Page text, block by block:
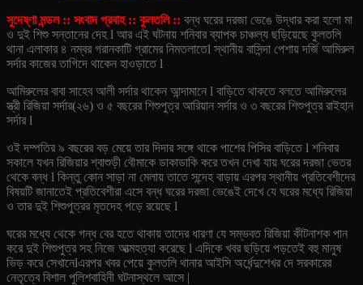
সুদেষ্ণা মন্ডল :: সংবাদ প্রবাহ :: কুলতলি :: বন্ধ ঘরের দরজা ভেঙে উদ্ধার করা হলো মা
ও দুই শিশু সন্তানের দেহ l আর এই ঘটনায় শনিবার ব্যাপক চাঞ্চল্য ছড়িয়েছে কুলতলি
থানা এলাকার ৪ নম্বর গরানকাটি গ্রামের নিমতলাতেl স্থানীয় বাসিন্দা পেশায় দর্জি আমিরুল
সর্দার কাজের তাগিদে থাকেন হাওড়াতে l
আমিরুলের বাবা সাহেব আলী সর্দার থাকেন আন্দামানে l বাড়িতে থাকতে বলতে আমিরুলের
স্ত্রী রিজিয়া সর্দার(২৬) ও ৫ বছরের শিশুপুত্র আরিয়ান সর্দার ও ৩ বছরের শিশুপুত্র রাইহান
সর্দার l
ওই দম্পতির ৯ বছরের বড় মেয়ে তার দিদার সঙ্গে থাকে পাশের পিসির বাড়িতে l শনিবার
সকালে যখন রিজিয়ার শ্বাশুড়ী বৌমাকে ডাকাডাকি করে তখন দেখা যায় ঘরের দরজা ভেতর
থেকে বন্ধ l কিন্তু কোন সাড়া না মেলায় তাতে সন্দেহ বাড়ায় এরপর স্থানীয় প্রতিবেশীদের
বিষয়টি জানাতেই প্রতিবেশীরা এসে বন্ধ ঘরের দরজা ভেঙেই দেখে যে ঘরের মধ্যে রিজিয়া
ও তার দুই শিশুপুত্রর মৃতদেহ পড়ে রয়েছে l
ঘরের মধ্যে থেকে গন্ধ বের হতে থাকায় তাদের ধারণা যে সম্ভবত রিজিয়া কীটনাশক পান
করে দুই শিশুপুত্র সহ নিজে আত্মহত্যা করেছে l এদিকে খবর ছড়িয়ে পড়তেই বহু মানুষ
ভিড় করে সেখানেlএরপর খবর পেয়ে কুলতলি থানার আইসি অর্ধেন্দুশেখর দে সরকারের
নেতৃত্বে বিশাল পুলিশবাহিনী ঘটনাস্থলে আসে |